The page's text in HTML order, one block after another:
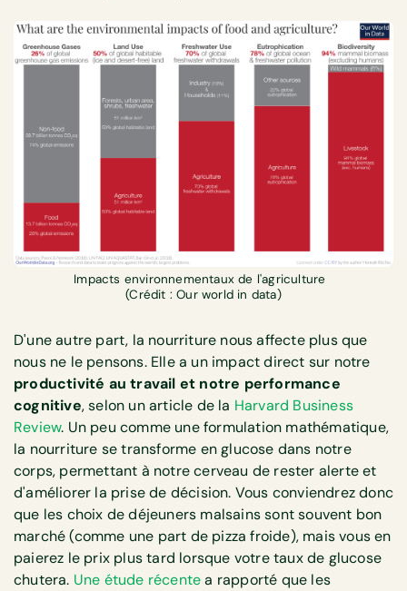
Impacts environnementaux de l'agriculture
(Crédit : Our world in data)
D'une autre part, la nourriture nous affecte plus que
nous ne le pensons. Elle a un impact direct sur notre
productivité au travail et notre performance
cognitive, selon un article de la Harvard Business
Review. Un peu comme une formulation mathématique,
la nourriture se transforme en glucose dans notre
corps, permettant à notre cerveau de rester alerte et
d'améliorer la prise de décision. Vous conviendrez donc
que les choix de déjeuners malsains sont souvent bon
marché (comme une part de pizza froide), mais vous en
paierez le prix plus tard lorsque votre taux de glucose
chutera. Une étude récentea rapporté que les